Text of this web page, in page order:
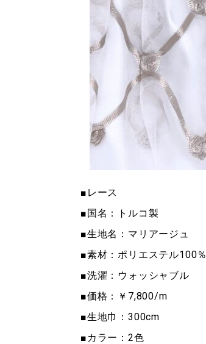
■レース
■国名：トルコ製
■生地名：マリアージュ
■素材：ポリエステル100％
■洗濯：ウォッシャブル
■価格：￥7,800/m
■生地巾：300cm
■カラー：2色